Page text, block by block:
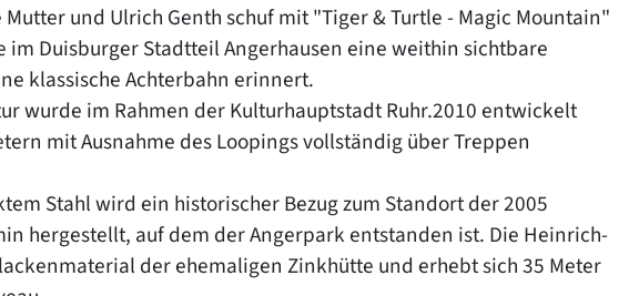
und Ulrich Genth schuf mit "Tiger & Turtle - Magic Mountain"
Duisburger Stadtteil Angerhausen eine weithin sichtbare
klassische Achterbahn erinnert.
wurde im Rahmen der Kulturhauptstadt Ruhr.2010 entwickelt
mit Ausnahme des Loopings vollständig über Treppen
Stahl wird ein historischer Bezug zum Standort der 2005
hergestellt, auf dem der Angerpark entstanden ist. Die Heinrich-
der ehemaligen Zinkhütte und erhebt sich 35 Meter